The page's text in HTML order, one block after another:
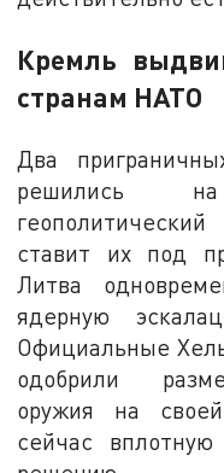
Кремль
странам НАТО
Два
решились
ставит их под
Литва
ядерную
Официальные
одобрили
оружия на
сейчас